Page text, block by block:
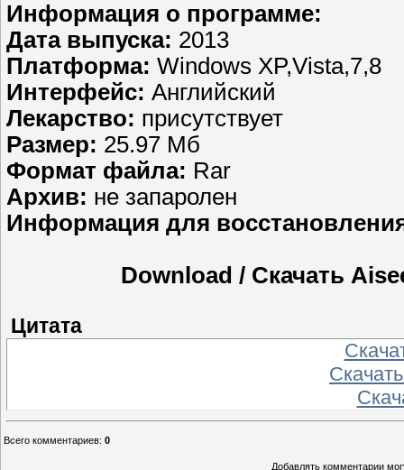
Информация о программе:
Дата выпуска: 2013
Платформа: Windows XP,Vista,7,8
Интерфейс: Английский
Лекарство: присутствует
Размер: 25.97 Mб
Формат файла: Rar
Aрхив: не запаролен
Информация для
Download / Скачать
Цитата
Всего комментариев: 0
Добавлять комментарии